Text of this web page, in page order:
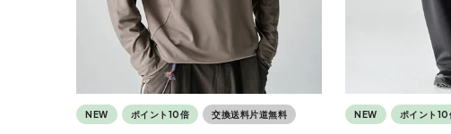
NEW ポイント10倍 交換送料片道無料 NEW ポイント10